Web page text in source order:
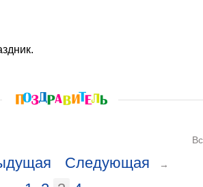
Следующая →